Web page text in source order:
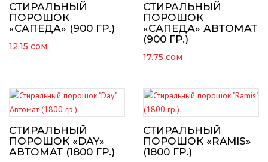
СТИРАЛЬНЫЙ
ПОРОШОК
«САПЕДА» (900 ГР.)
12.15 сом
СТИРАЛЬНЫЙ
ПОРОШОК
«САПЕДА» АВТОМАТ
(900 ГР.)
17.75 сом
СТИРАЛЬНЫЙ
ПОРОШОК «DAY»
АВТОМАТ (1800 ГР.)
СТИРАЛЬНЫЙ
ПОРОШОК «RAMIS»
(1800 ГР.)